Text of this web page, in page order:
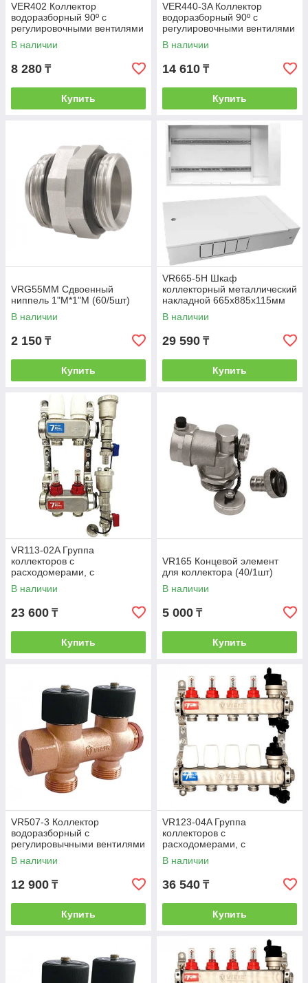
VER402 Коллектор
водоразборный 90º с
регулировочными вентилями
и цангами 3/4"х 16 - 2 выхода
VER-PRO
В наличии
8 280 ₸
Купить
VER440-3A Коллектор
водоразборный 90º с
регулировочными вентилями
1"x 3/4" - 3 выхода, под
евроконус
В наличии
14 610 ₸
Купить
VRG55MM Сдвоенный
ниппель 1"M*1"M (60/5шт)
В наличии
2 150 ₸
Купить
VR665-5H Шкаф
коллекторный металлический
накладной 665х885х115мм
(1шт)(Ral9016-шрн-4)
В наличии
29 590 ₸
Купить
VR113-02A Группа
коллекторов с
расходомерами, с
воздухоотводчиками (без
кранов)1"x3/4"-2вых. (5/1шт)
В наличии
23 600 ₸
Купить
VR165 Концевой элемент
для коллектора (40/1шт)
В наличии
5 000 ₸
Купить
VR507-3 Коллектор
водоразборный с
регулировычными вентилями
3/4"x3 вых. (30/1шт)
В наличии
12 900 ₸
Купить
VR123-04A Группа
коллекторов с
расходомерами, с
воздухоотводчиками (без
кранов)1"x3/4"-4вых. (5/1шт)
В наличии
36 540 ₸
Купить